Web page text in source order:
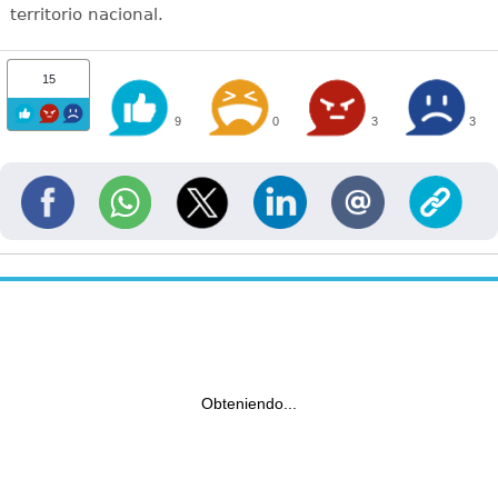
territorio nacional.
15
9 0 3 3
Obteniendo...